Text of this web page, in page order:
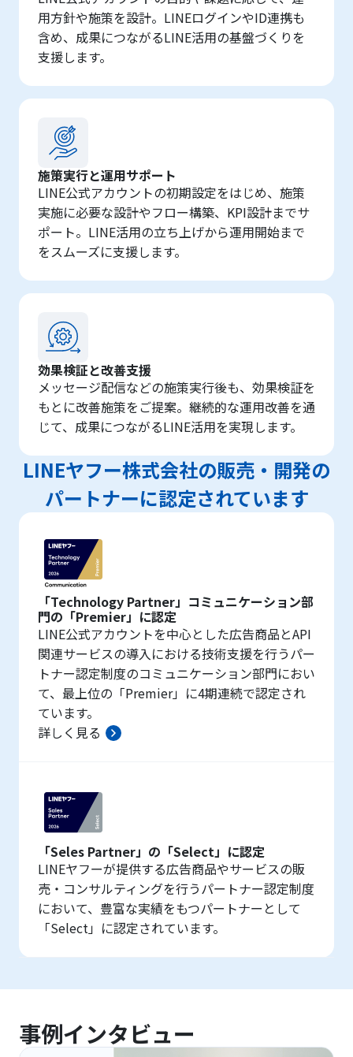
用方針や施策を設計。LINEログインやID連携も
含め、成果につながるLINE活用の基盤づくりを
支援します。
施策実行と運用サポート
LINE公式アカウントの初期設定をはじめ、施策
実施に必要な設計やフロー構築、KPI設計までサ
ポート。LINE活用の立ち上げから運用開始まで
をスムーズに支援します。
効果検証と改善支援
メッセージ配信などの施策実行後も、効果検証を
もとに改善施策をご提案。継続的な運用改善を通
じて、成果につながるLINE活用を実現します。
LINEヤフー株式会社の販売・開発の
パートナーに認定されています
「Technology Partner」コミュニケーション部
門の「Premier」に認定
LINE公式アカウントを中心とした広告商品とAPI
関連サービスの導入における技術支援を行うパー
トナー認定制度のコミュニケーション部門におい
て、最上位の「Premier」に4期連続で認定され
ています。
詳しく見る
「Seles Partner」の「Select」に認定
LINEヤフーが提供する広告商品やサービスの販
売・コンサルティングを行うパートナー認定制度
において、豊富な実績をもつパートナーとして
「Select」に認定されています。
事例インタビュー